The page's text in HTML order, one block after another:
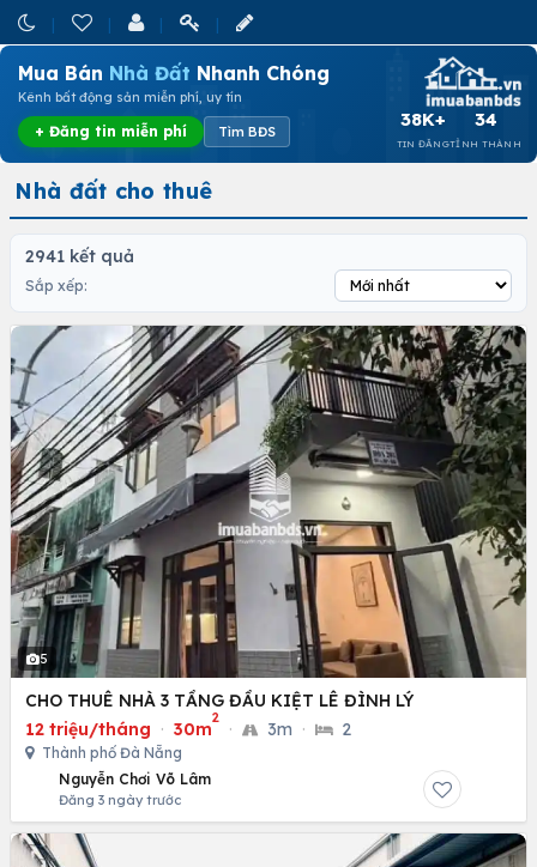
Mua Bán Nhà Đất Nhanh Chóng
Kênh bất động sản miễn phí, uy tín
+ Đăng tin miễn phí Tìm BĐS
38K+
TIN ĐĂNG
34
TỈNH THÀNH
Nhà đất cho thuê
2941 kết quả
Sắp xếp:
5
CHO THUÊ NHÀ 3 TẦNG ĐẦU KIỆT LÊ ĐÌNH LÝ
12 triệu/tháng · 30m
2
· 3m · 2
Thành phố Đà Nẵng
Nguyễn Chơi Võ Lâm
Đăng 3 ngày trước